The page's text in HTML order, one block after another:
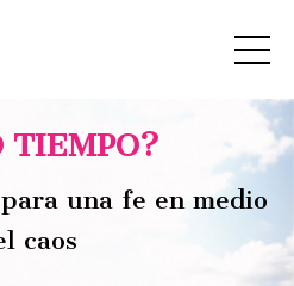
TIEMPO?
una fe en medio
caos